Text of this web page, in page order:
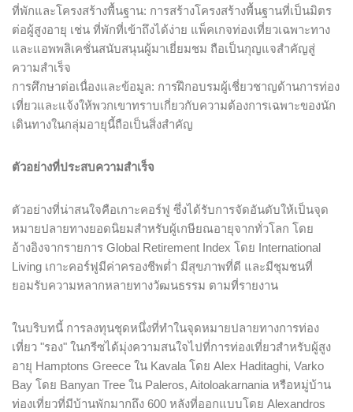
ที่พักและโครงสร้างพื้นฐาน: การสร้างโครงสร้างพื้นฐานที่เป็นมิตร
ต่อผู้สูงอายุ เช่น ที่พักที่เข้าถึงได้ง่าย แพ็คเกจท่องเที่ยวเฉพาะทาง
และแอพพลิเคชั่นสนับสนุนผู้มาเยี่ยมชม ถือเป็นกุญแจสำคัญสู่
ความสำเร็จ
การศึกษาต่อเนื่องและข้อมูล: การฝึกอบรมผู้เชี่ยวชาญด้านการท่อง
เที่ยวและแจ้งให้พวกเขาทราบเกี่ยวกับความต้องการเฉพาะของนัก
เดินทางในกลุ่มอายุนี้ถือเป็นสิ่งสำคัญ
ตัวอย่างที่ประสบความสำเร็จ
ตัวอย่างที่น่าสนใจคือเกาะคอร์ฟู ซึ่งได้รับการจัดอันดับให้เป็นจุด
หมายปลายทางยอดนิยมสำหรับผู้เกษียณอายุจากทั่วโลก โดย
อ้างอิงจากรายการ Global Retirement Index โดย International
Living เกาะคอร์ฟูมีค่าครองชีพต่ำ มีสุขภาพที่ดี และมีชุมชนที่
ยอมรับความหลากหลายทางวัฒนธรรม ตามที่รายงาน
ในบริบทนี้ การลงทุนชุดหนึ่งที่ทำในจุดหมายปลายทางการท่อง
เที่ยว "รอง" ในกรีซได้มุ่งความสนใจไปที่การท่องเที่ยวสำหรับผู้สูง
อายุ Hamptons Greece ใน Kavala โดย Alex Haditaghi, Varko
Bay โดย Banyan Tree ใน Paleros, Aitoloakarnania หรือหมู่บ้าน
ท่องเที่ยวที่มีบ้านพักมากถึง 600 หลังที่ออกแบบโดย Alexandros